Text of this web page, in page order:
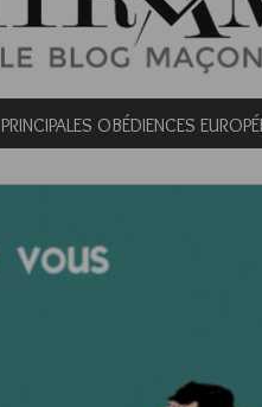
PRINCIPALES OBÉDIENCES